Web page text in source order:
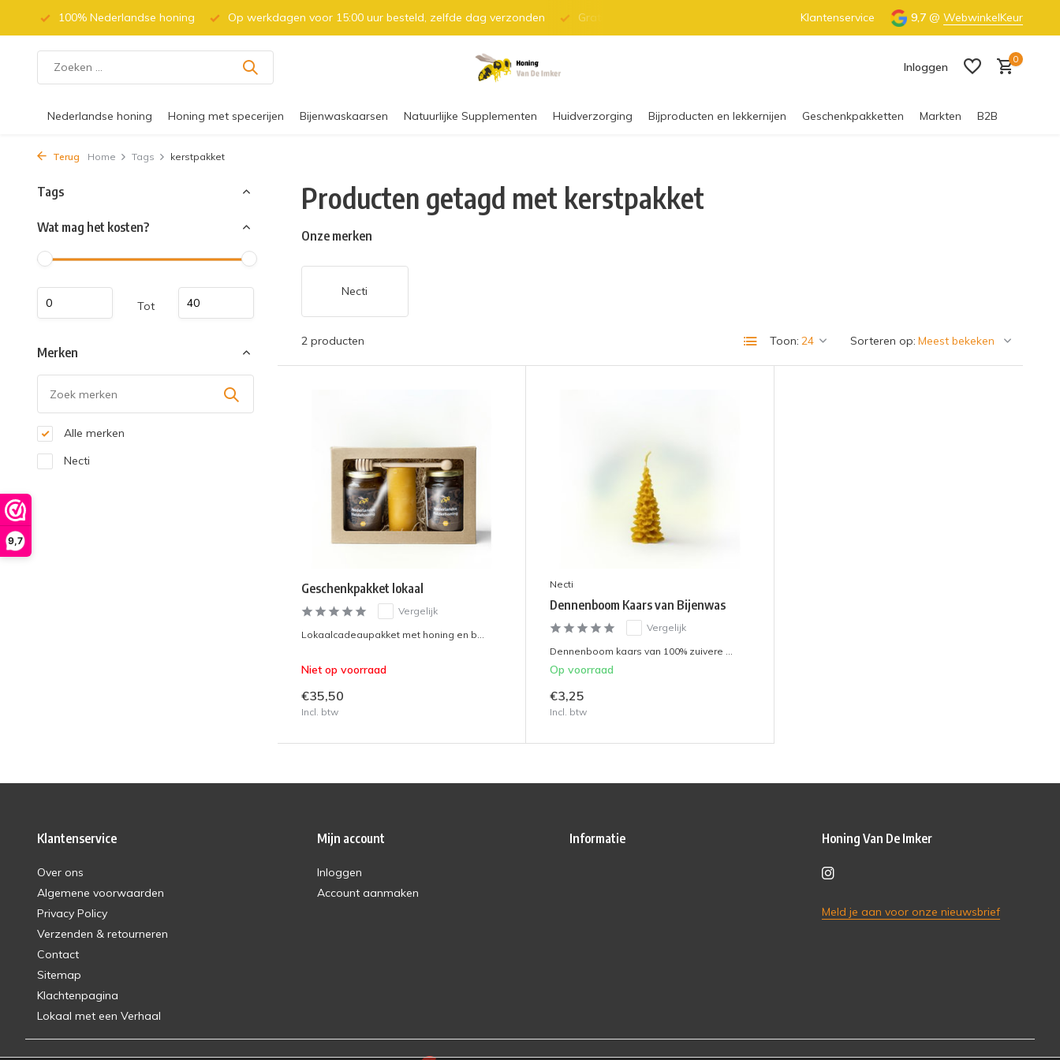
9,7
100% Nederlandse honing Op werkdagen voor 15:00 uur besteld, zelfde dag verzonden Gratis verzending vanaf €55 (NL) & €65 (BE) 100% Nederlandse honing
Klantenservice 9,7 @ WebwinkelKeur
Inloggen
0
Nederlandse honing Honing met specerijen Bijenwaskaarsen Natuurlijke Supplementen Huidverzorging Bijproducten en lekkernijen Geschenkpakketten Markten B2B
Terug Home Tags kerstpakket
Tags
Wat mag het kosten?
Tot
Merken
Alle merken
Necti
Producten getagd met kerstpakket
Onze merken
Necti
2 producten Toon: Sorteren op:
Geschenkpakket lokaal
Vergelijk
Lokaalcadeaupakket met honing en b...
Niet op voorraad
€35,50
Incl. btw
Necti
Dennenboom Kaars van Bijenwas
Vergelijk
Dennenboom kaars van 100% zuivere ...
Op voorraad
€3,25
Incl. btw
Klantenservice
Over ons
Algemene voorwaarden
Privacy Policy
Verzenden & retourneren
Contact
Sitemap
Klachtenpagina
Lokaal met een Verhaal
Mijn account
Inloggen
Account aanmaken
Informatie Honing Van De Imker
Meld je aan voor onze nieuwsbrief